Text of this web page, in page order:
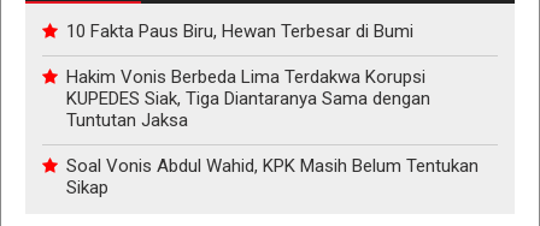
10 Fakta Paus Biru, Hewan Terbesar di Bumi
Hakim Vonis Berbeda Lima Terdakwa Korupsi
KUPEDES Siak, Tiga Diantaranya Sama dengan
Tuntutan Jaksa
Soal Vonis Abdul Wahid, KPK Masih Belum Tentukan
Sikap